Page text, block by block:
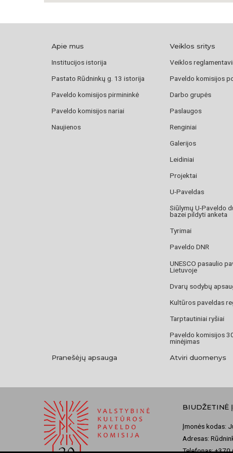
Apie mus
Institucijos istorija
Pastato Rūdninkų g. 13 istorija
Paveldo komisijos pirmininkė
Paveldo komisijos nariai
Naujienos
Veiklos sritys
Veiklos
Paveldo komisijos
Darbo grupės
Paslaugos
Renginiai
Galerijos
Leidiniai
Projektai
U-Paveldas
Siūlymų U-Paveldo
bazei pildyti anketa
Tyrimai
Paveldo DNR
UNESCO pasaulio
Lietuvoje
Dvarų sodybų
Kultūros paveldas
Tarptautiniai ryšiai
Paveldo komisijos
minėjimas
Pranešėjų apsauga Atviri duomenys
BIUDŽETINĖ
Įmonės kodas:
Adresas:
Telefonas: